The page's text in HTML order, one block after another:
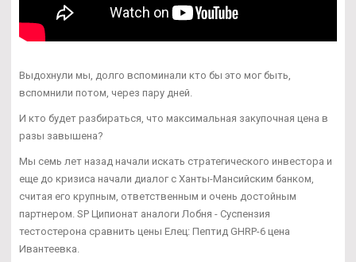
Выдохнули мы, долго вспоминали кто бы это мог быть,
вспомнили потом, через пару дней.
И кто будет разбираться, что максимальная закупочная цена в
разы завышена?
Мы семь лет назад начали искать стратегического инвестора и
еще до кризиса начали диалог с Ханты-Мансийским банком,
считая его крупным, ответственным и очень достойным
партнером. SP Ципионат аналоги Лобня - Суспензия
тестостерона сравнить цены Елец: Пептид GHRP-6 цена
Ивантеевка.